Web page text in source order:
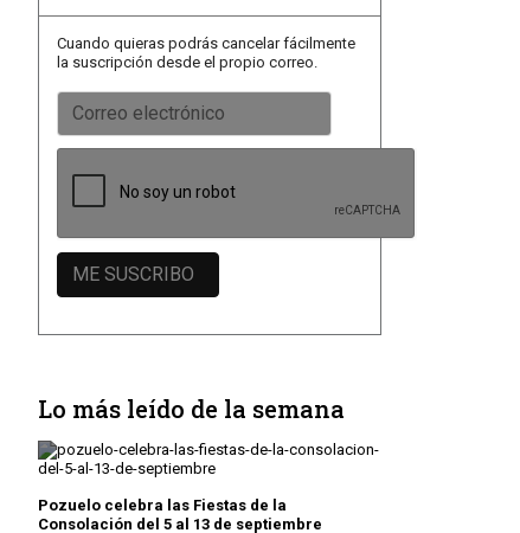
Cuando quieras podrás cancelar fácilmente
la suscripción desde el propio correo.
Lo más leído de la semana
Pozuelo celebra las Fiestas de la
Consolación del 5 al 13 de septiembre